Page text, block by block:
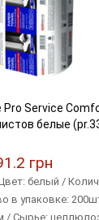
Service
белые
грн
белый /
в упаковке:
/ Сырье: